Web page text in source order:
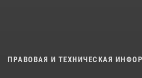
ПРАВОВАЯ И ТЕХНИЧЕСКАЯ